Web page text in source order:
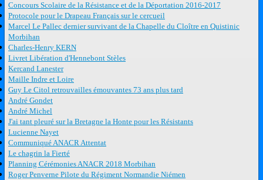
Concours Scolaire de la Résistance et de la Déportation 2016-2017
Protocole pour le Drapeau Français sur le cercueil
Marcel Le Pallec dernier survivant de la Chapelle du Cloître en Quistinic
Morbihan
Charles-Henry KERN
Livret Libération d'Hennebont Stèles
Kercand Lanester
Maille Indre et Loire
Guy Le Citol retrouvailles émouvantes 73 ans plus tard
André Gondet
André Michel
J'ai tant pleuré sur la Bretagne la Honte pour les Résistants
Lucienne Nayet
Communiqué ANACR Attentat
Le chagrin la Fierté
Planning Cérémonies ANACR 2018 Morbihan
Roger Penverne Pilote du Régiment Normandie Niémen